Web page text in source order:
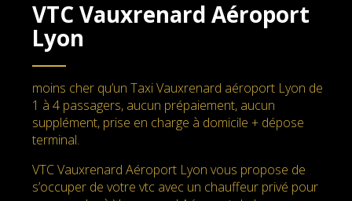
VTC Vauxrenard Aéroport
Lyon
moins cher qu’un Taxi Vauxrenard aéroport Lyon de
1 à 4 passagers, aucun prépaiement, aucun
supplément, prise en charge à domicile + dépose
terminal.
VTC Vauxrenard Aéroport Lyon vous propose de
s’occuper de votre vtc avec un chauffeur privé pour